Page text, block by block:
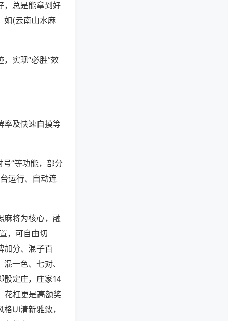
，总是能拿到好
如(云南山水麻
实现“必胜”效
率及快速自摸等
”等功能，部分
运行、自动连
麻将为核心，融
，可自由切
加分、混子百
一色、七对、
骰定庄，庄家14
花杠更是高额奖
UI清新雅致，